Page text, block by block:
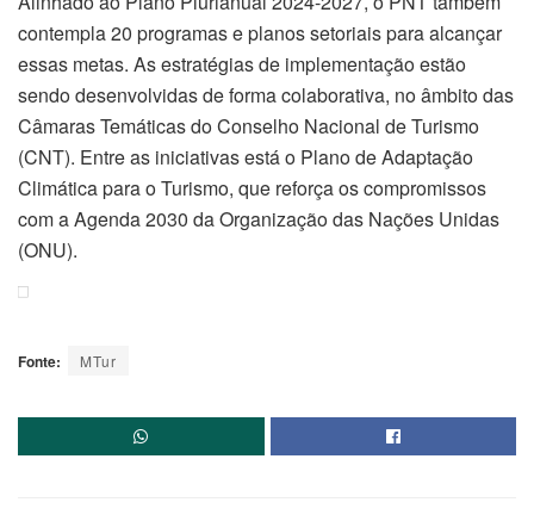
contempla 20 programas e planos setoriais para alcançar
essas metas. As estratégias de implementação estão
sendo desenvolvidas de forma colaborativa, no âmbito das
Câmaras Temáticas do Conselho Nacional de Turismo
(CNT). Entre as iniciativas está o Plano de Adaptação
Climática para o Turismo, que reforça os compromissos
com a Agenda 2030 da Organização das Nações Unidas
(ONU).
Fonte: MTur